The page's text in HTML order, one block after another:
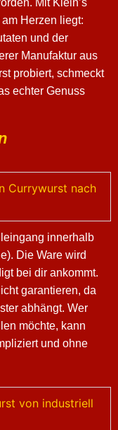
Herzen liegt:
und der
Manufaktur aus
probiert, schmeckt
echter Genuss
Currywurst nach
innerhalb
Die Ware wird
bei dir ankommt.
garantieren, da
abhängt. Wer
möchte, kann
und ohne
von industriell